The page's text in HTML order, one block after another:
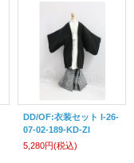
DD/OF:衣装セット I-26-
07-02-189-KD-ZI
5,280円(税込)